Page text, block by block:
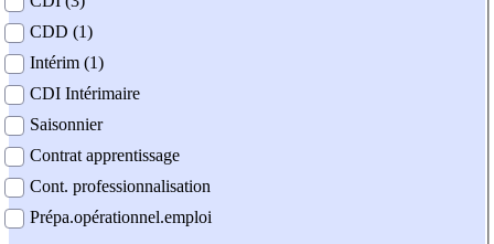
CDD (1)
Intérim (1)
CDI Intérimaire
Saisonnier
Contrat apprentissage
Cont. professionnalisation
Prépa.opérationnel.emploi